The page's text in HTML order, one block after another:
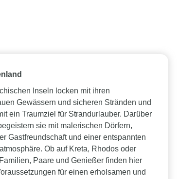
Inseln locken mit ihren
Gewässern und sicheren Stränden und
ein Traumziel für Strandurlauber. Darüber
sie mit malerischen Dörfern,
Gastfreundschaft und einer entspannten
Ob auf Kreta, Rhodos oder
Paare und Genießer finden hier
für einen erholsamen und